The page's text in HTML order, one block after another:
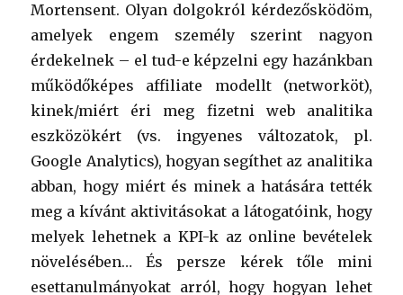
Mortensent. Olyan dolgokról kérdezősködöm,
amelyek engem személy szerint nagyon
érdekelnek – el tud-e képzelni egy hazánkban
működőképes affiliate modellt (networköt),
kinek/miért éri meg fizetni web analitika
eszközökért (vs. ingyenes változatok, pl.
Google Analytics), hogyan segíthet az analitika
abban, hogy miért és minek a hatására tették
meg a kívánt aktivitásokat a látogatóink, hogy
melyek lehetnek a KPI-k az online bevételek
növelésében… És persze kérek tőle mini
esettanulmányokat arról, hogy hogyan lehet